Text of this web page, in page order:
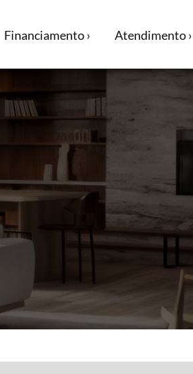
Financiamento › Atendimento ›